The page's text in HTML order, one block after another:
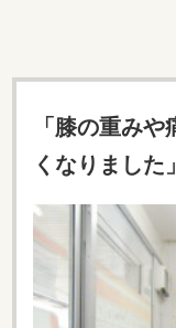
「膝の重み
くなりました」